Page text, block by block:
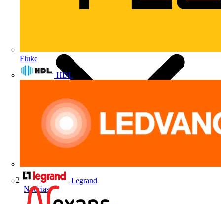
Fluke
HDL
Legrand
Notícias